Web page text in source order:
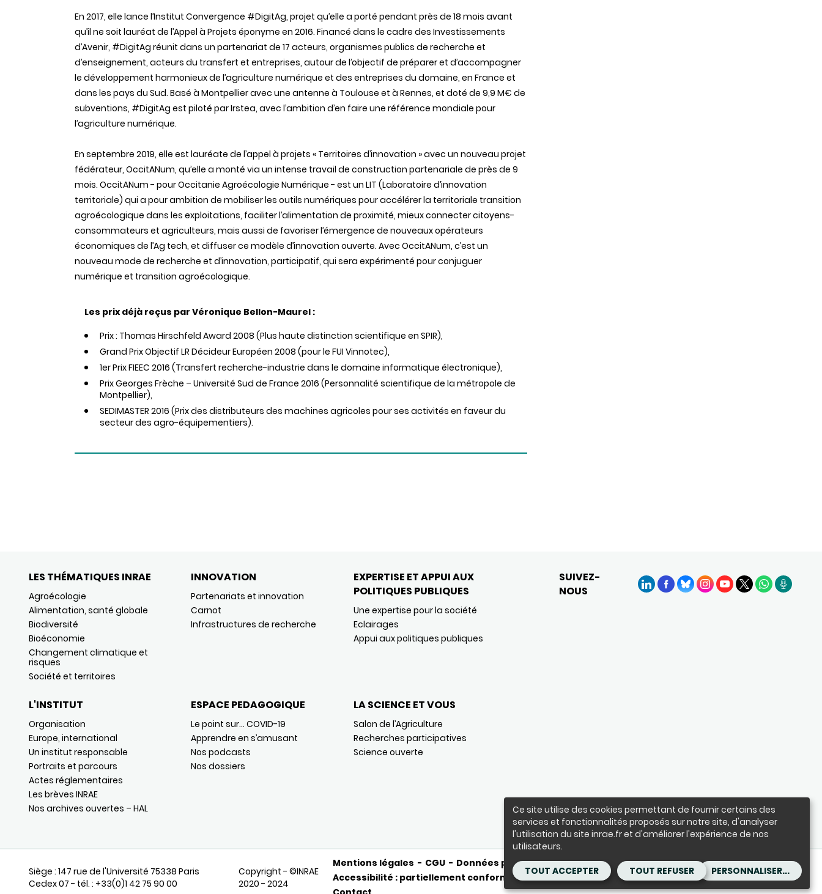
Ce site utilise des cookies permettant de fournir certains des
services et fonctionnalités proposés sur notre site, d'analyser
l'utilisation du site inrae.fr et d'améliorer l'expérience de nos
utilisateurs.
PERSONNALISER...
TOUT ACCEPTER TOUT REFUSER
En 2017, elle lance l’Institut Convergence #DigitAg, projet qu’elle a porté pendant près de 18 mois avant
qu’il ne soit lauréat de l’Appel à Projets éponyme en 2016. Financé dans le cadre des Investissements
d’Avenir, #DigitAg réunit dans un partenariat de 17 acteurs, organismes publics de recherche et
d’enseignement, acteurs du transfert et entreprises, autour de l’objectif de préparer et d’accompagner
le développement harmonieux de l’agriculture numérique et des entreprises du domaine, en France et
dans les pays du Sud. Basé à Montpellier avec une antenne à Toulouse et à Rennes, et doté de 9,9 M€ de
subventions, #DigitAg est piloté par Irstea, avec l’ambition d’en faire une référence mondiale pour
l’agriculture numérique.
En septembre 2019, elle est lauréate de l’appel à projets « Territoires d’innovation » avec un nouveau projet
fédérateur, OccitANum, qu’elle a monté via un intense travail de construction partenariale de près de 9
mois. OccitANum - pour Occitanie Agroécologie Numérique - est un LIT (Laboratoire d’innovation
territoriale) qui a pour ambition de mobiliser les outils numériques pour accélérer la territoriale transition
agroécologique dans les exploitations, faciliter l’alimentation de proximité, mieux connecter citoyens-
consommateurs et agriculteurs, mais aussi de favoriser l’émergence de nouveaux opérateurs
économiques de l’Ag tech, et diffuser ce modèle d’innovation ouverte. Avec OccitANum, c’est un
nouveau mode de recherche et d’innovation, participatif, qui sera expérimenté pour conjuguer
numérique et transition agroécologique.
Les prix déjà reçus par Véronique Bellon-Maurel :
Prix : Thomas Hirschfeld Award 2008 (Plus haute distinction scientifique en SPIR),
Grand Prix Objectif LR Décideur Européen 2008 (pour le FUI Vinnotec),
1er Prix FIEEC 2016 (Transfert recherche-industrie dans le domaine informatique électronique),
Prix Georges Frèche – Université Sud de France 2016 (Personnalité scientifique de la métropole de
Montpellier),
SEDIMASTER 2016 (Prix des distributeurs des machines agricoles pour ses activités en faveur du
secteur des agro-équipementiers).
LES THÉMATIQUES INRAE
Agroécologie
Alimentation, santé globale
Biodiversité
Bioéconomie
Changement climatique et
risques
Société et territoires
INNOVATION
Partenariats et innovation
Carnot
Infrastructures de recherche
EXPERTISE ET APPUI AUX
POLITIQUES PUBLIQUES
Une expertise pour la société
Eclairages
Appui aux politiques publiques
L'INSTITUT
Organisation
Europe, international
Un institut responsable
Portraits et parcours
Actes réglementaires
Les brèves INRAE
Nos archives ouvertes – HAL
ESPACE PEDAGOGIQUE
Le point sur… COVID-19
Apprendre en s’amusant
Nos podcasts
Nos dossiers
LA SCIENCE ET VOUS
Salon de l’Agriculture
Recherches participatives
Science ouverte
SUIVEZ-
NOUS
LinkedInFacebook
BlueSkyInstagram
YouTube
X WhatsApp
Podcasts
Siège : 147 rue de l'Université 75338 Paris
Cedex 07 - tél. : +33(0)1 42 75 90 00
Copyright - ©INRAE
2020 - 2024
Mentions légales CGU Données personnelles
Achats
Accessibilité : partiellement conforme
Accès aux documents administratifs
Cookies